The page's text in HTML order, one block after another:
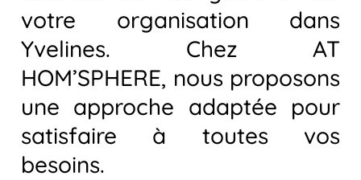
votre organisation dans
Yvelines. Chez AT
HOM’SPHERE, nous proposons
une approche adaptée pour
satisfaire à toutes vos
besoins.